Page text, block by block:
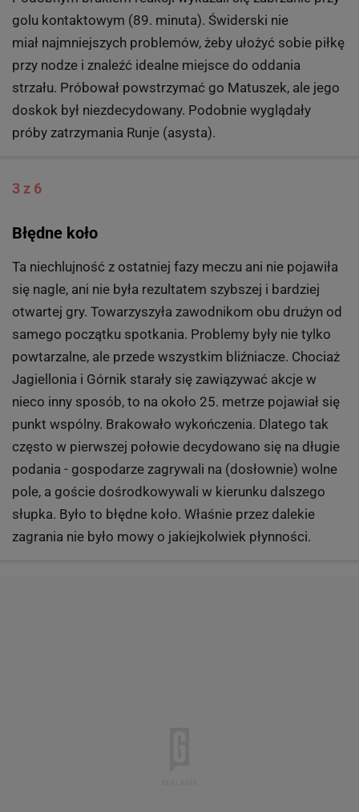
golu kontaktowym (89. minuta). Świderski nie
miał najmniejszych problemów, żeby ułożyć sobie piłkę
przy nodze i znaleźć idealne miejsce do oddania
strzału. Próbował powstrzymać go Matuszek, ale jego
doskok był niezdecydowany. Podobnie wyglądały
próby zatrzymania Runje (asysta).
3 z 6
Błędne koło
Ta niechlujność z ostatniej fazy meczu ani nie pojawiła
się nagle, ani nie była rezultatem szybszej i bardziej
otwartej gry. Towarzyszyła zawodnikom obu drużyn od
samego początku spotkania. Problemy były nie tylko
powtarzalne, ale przede wszystkim bliźniacze. Chociaż
Jagiellonia i Górnik starały się zawiązywać akcje w
nieco inny sposób, to na około 25. metrze pojawiał się
punkt wspólny. Brakowało wykończenia. Dlatego tak
często w pierwszej połowie decydowano się na długie
podania - gospodarze zagrywali na (dosłownie) wolne
pole, a goście dośrodkowywali w kierunku dalszego
słupka. Było to błędne koło. Właśnie przez dalekie
zagrania nie było mowy o jakiejkolwiek płynności.